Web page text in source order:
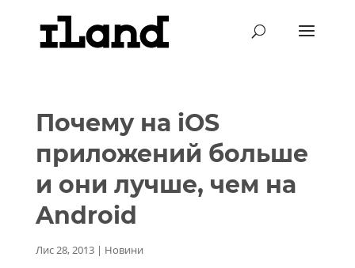
Почему на iOS
приложений больше
и они лучше, чем на
Android
Лис 28, 2013| Новини